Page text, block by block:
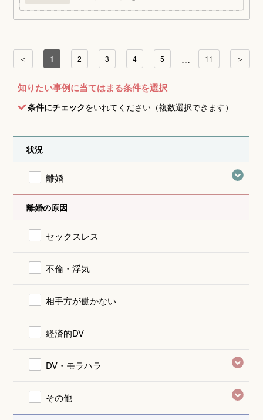
＜ 1 2 3 4 5 ... 11 ＞
知りたい事例に当てはまる条件を選択
条件にチェックをいれてください（複数選択できます）
状況
離婚
離婚の原因
セックスレス
不倫・浮気
相手方が働かない
経済的DV
DV・モラハラ
その他